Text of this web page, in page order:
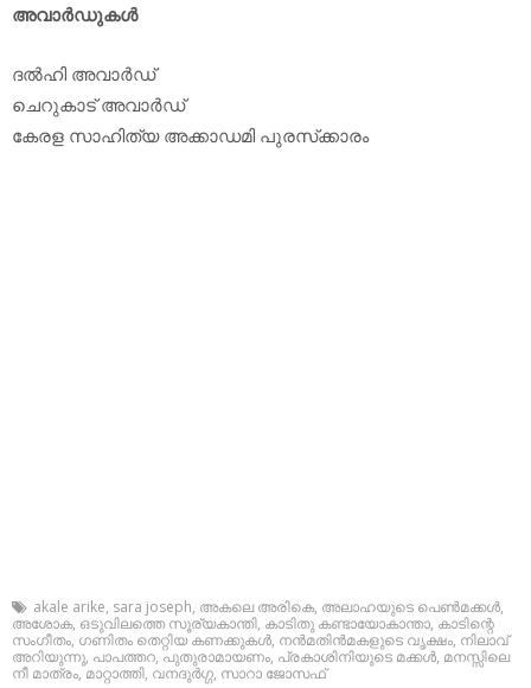
അവാര്‍ഡുകള്‍
ദല്‍ഹി അവാര്‍ഡ്
ചെറുകാട് അവാര്‍ഡ്
കേരള സാഹിത്യ അക്കാഡമി പുരസ്‌ക്കാരം
akale arike, sara joseph, അകലെ അരികെ, അലാഹയുടെ പെണ്‍മക്കള്‍,
അശോക, ഒടുവിലത്തെ സൂര്യകാന്തി, കാടിതു കണ്ടായോകാന്താ, കാടിന്റെ
സംഗീതം, ഗണിതം തെറ്റിയ കണക്കുകള്‍, നന്‍മതിന്‍മകളുടെ വൃക്ഷം, നിലാവ്
അറിയുന്നു, പാപത്തറ, പുതുരാമായണം, പ്രകാശിനിയുടെ മക്കള്‍, മനസ്സിലെ
നീ മാത്രം,മാറ്റാത്തി, വനദുര്‍ഗ്ഗ, സാറാ ജോസഫ്